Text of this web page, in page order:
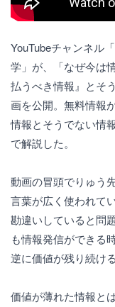
YouTubeチャンネル
学」が、「なぜ今は
払うべき情報』とそ
画を公開。無料情報
情報とそうでない情
で解説した。
動画の冒頭でりゅう
言葉が広く使われて
勘違いしていると問
も情報発信ができる
逆に価値が残り続け
価値が薄れた情報と